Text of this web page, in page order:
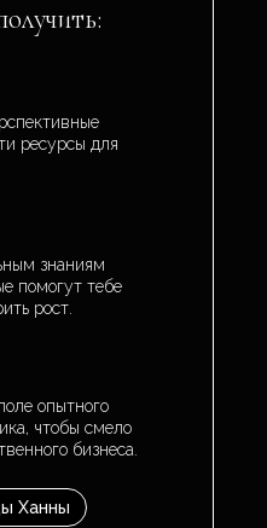
ресурсы для
знаниям
помогут тебе
рост.
опытного
чтобы смело
бизнеса.
Ханны